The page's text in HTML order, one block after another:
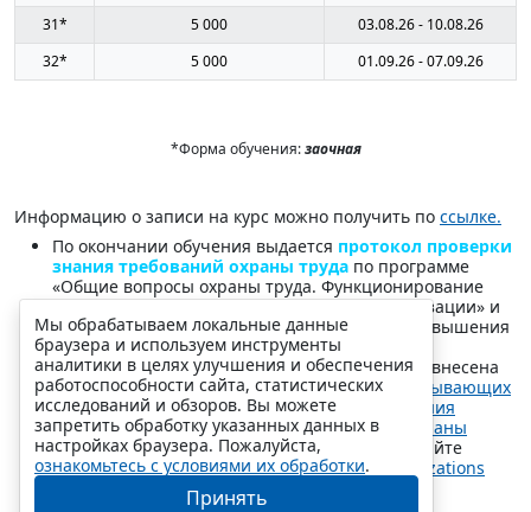
31*
5 000
03.08.26 - 10.08.26
32*
5 000 01.09.26 - 07.09.26
*Форма обучения:заочная
Информацию о записи на курс можно получить по ссылке.
По окончании обучения выдается протокол проверки
знания требований охраны труда по программе
«Общие вопросы охраны труда. Функционирование
системы управления охраной труда в организации» и
удостоверение о прохождении программы повышения
квалификации.
АНО прошла аккредитацию в Минтруда РФ и внесена
вРеестр аккредитованных организаций, оказывающих
услуги в области охраны труда в части обучения
работодателей и работников по вопросам охраны
труда. Проверить аккредитацию можно на сайте
Минтрудаhttps://akot.rosmintrud.ru/ot/organizations
Мы обрабатываем локальные данные
браузера и используем инструменты
аналитики в целях улучшения и обеспечения
работоспособности сайта, статистических
исследований и обзоров. Вы можете
запретить обработку указанных данных в
настройках браузера. Пожалуйста,
ознакомьтесь с условиями их обработки.
Принять